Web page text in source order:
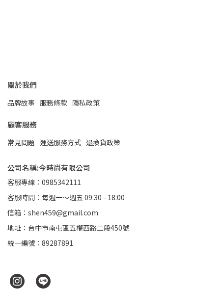
關於我們
品牌故事 服務條款 隱私政策
顧客服務
常見問題 運送服務方式 退換貨政策
公司名稱:今時尚有限公司
客服專線：0985342111
客服時間：每週一～週五 09:30 - 18:00
信箱：shen459@gmail.com
地址：台中市南屯區五權西路二段450號
統一編號：89287891